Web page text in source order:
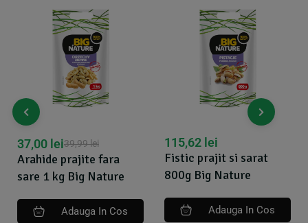
Fistic prajit si sarat
800g Big Nature
115,62
Adauga In Cos
Nuci braziliene
200g Dennree
51,01